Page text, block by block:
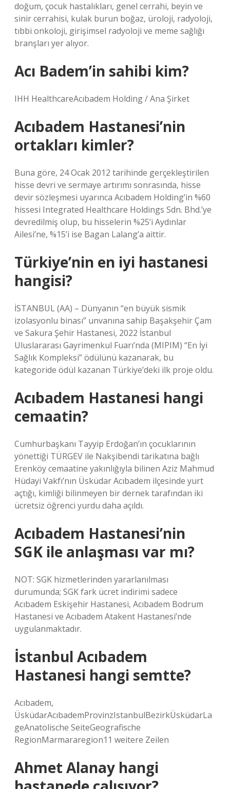
doğum, çocuk hastalıkları, genel cerrahi, beyin ve
sinir cerrahisi, kulak burun boğaz, üroloji, radyoloji,
tıbbi onkoloji, girişimsel radyoloji ve meme sağlığı
branşları yer alıyor.
Acı Badem’in sahibi kim?
IHH HealthcareAcıbadem Holding / Ana Şirket
Acıbadem Hastanesi’nin
ortakları kimler?
Buna göre, 24 Ocak 2012 tarihinde gerçekleştirilen
hisse devri ve sermaye artırımı sonrasında, hisse
devir sözleşmesi uyarınca Acıbadem Holding’in %60
hissesi Integrated Healthcare Holdings Sdn. Bhd.’ye
devredilmiş olup, bu hisselerin %25’i Aydınlar
Ailesi’ne, %15’i ise Bagan Lalang’a aittir.
Türkiye’nin en iyi hastanesi
hangisi?
İSTANBUL (AA) – Dünyanın “en büyük sismik
izolasyonlu binası” unvanına sahip Başakşehir Çam
ve Sakura Şehir Hastanesi, 2022 İstanbul
Uluslararası Gayrimenkul Fuarı’nda (MIPIM) “En İyi
Sağlık Kompleksi” ödülünü kazanarak, bu
kategoride ödül kazanan Türkiye’deki ilk proje oldu.
Acıbadem Hastanesi hangi
cemaatin?
Cumhurbaşkanı Tayyip Erdoğan’ın çocuklarının
yönettiği TÜRGEV ​​ile Nakşibendi tarikatına bağlı
Erenköy cemaatine yakınlığıyla bilinen Aziz Mahmud
Hüdayi Vakfı’nın Üsküdar Acıbadem ilçesinde yurt
açtığı, kimliği bilinmeyen bir dernek tarafından iki
ücretsiz öğrenci yurdu daha açıldı.
Acıbadem Hastanesi’nin
SGK ile anlaşması var mı?
NOT: SGK hizmetlerinden yararlanılması
durumunda; SGK fark ücret indirimi sadece
Acıbadem Eskişehir Hastanesi, Acıbadem Bodrum
Hastanesi ve Acıbadem Atakent Hastanesi’nde
uygulanmaktadır.
İstanbul Acıbadem
Hastanesi hangi semtte?
Acıbadem,
ÜsküdarAcıbademProvinzIstanbulBezirkÜsküdarLa
geAnatolische SeiteGeografische
RegionMarmararegion11 weitere Zeilen
Ahmet Alanay hangi